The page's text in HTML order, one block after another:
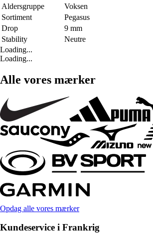
Aldersgruppe
Voksen
Sortiment
Pegasus
Drop
9 mm
Stability
Neutre
Loading...
Loading...
Alle vores mærker
Opdag alle vores mærker
Kundeservice i Frankrig